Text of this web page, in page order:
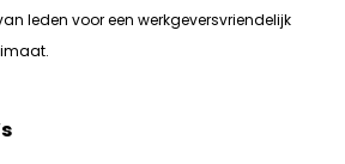
leden voor een werkgeversvriendelijk